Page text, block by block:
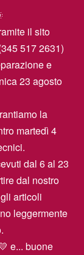
il sito
517 2631)
e
23 agosto
la
martedì 4
dal 6 al 23
dal nostro
articoli
leggermente
e... buone